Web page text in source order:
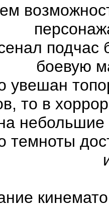
боевую
увешан
то в
темноты